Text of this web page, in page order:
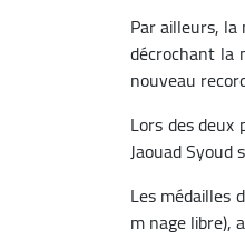
Par ailleurs,
décrochant la
nouveau
Lors des
Jaouad
Les médailles
m nage libre),